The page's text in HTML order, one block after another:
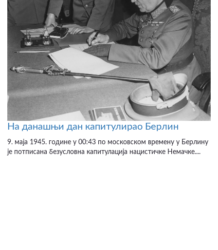
На данашњи дан капитулирао Берлин
9. маја 1945. године у 00:43 по московском времену у Берлину
је потписана безусловна капитулација нацистичке Немачке....